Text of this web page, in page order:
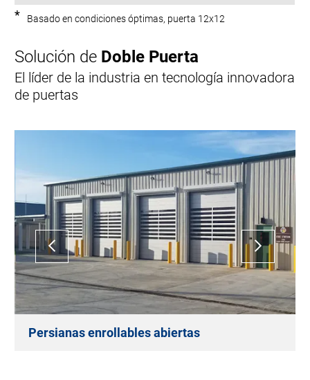
* Basado en condiciones óptimas, puerta 12x12
Solución de Doble Puerta
El líder de la industria en tecnología innovadora
de puertas
Persianas enrollables abiertas